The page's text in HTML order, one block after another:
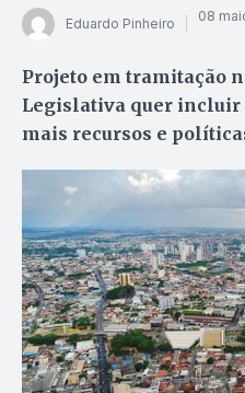
Eduardo Pinheiro 08
Projeto em tramitação
Legislativa quer incluir
mais recursos e